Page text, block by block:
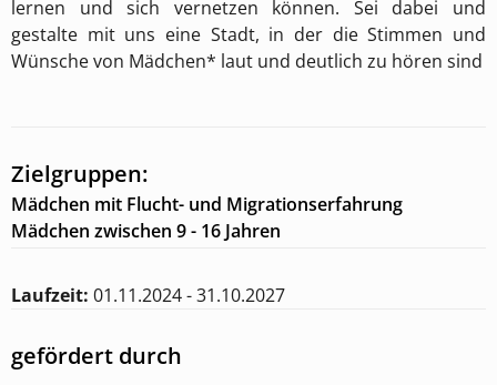
lernen und sich vernetzen können. Sei dabei und
gestalte mit uns eine Stadt, in der die Stimmen und
Wünsche von Mädchen* laut und deutlich zu hören sind
Zielgruppen:
Mädchen mit Flucht- und Migrationserfahrung
Mädchen zwischen 9 - 16 Jahren
Laufzeit: 01.11.2024 - 31.10.2027
gefördert durch